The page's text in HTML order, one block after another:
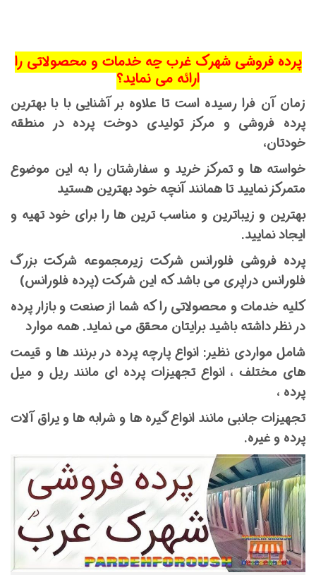
پرده فروشی شهرک غرب چه خدمات و محصولاتی را
ارائه می نماید؟
زمان آن فرا رسیده است تا علاوه بر آشنایی با با بهترین
پرده فروشی و مرکز تولیدی دوخت پرده در منطقه
خودتان،
خواسته ها و تمرکز خرید و سفارشتان را به این موضوع
متمرکز نمایید تا همانند آنچه خود بهترین هستید
بهترین و زیباترین و مناسب ترین ها را برای خود تهیه و
ایجاد نمایید.
پرده فروشی فلورانس شرکت زیرمجموعه شرکت بزرگ
فلورانس دراپری می باشد که این شرکت (پرده فلورانس)
کلیه خدمات و محصولاتی را که شما از صنعت و بازار پرده
در نظر داشته باشید برایتان محقق می نماید. همه موارد
شامل مواردی نظیر: انواع پارچه پرده در برنند ها و قیمت
های مختلف ، انواع تجهیزات پرده ای مانند ریل و میل
پرده ،
تجهیزات جانبی مانند انواع گیره ها و شرابه ها و یراق آلات
پرده و غیره.